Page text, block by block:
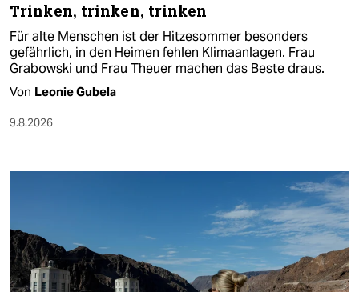
Trinken, trinken, trinken
Für alte Menschen ist der Hitzesommer besonders
gefährlich, in den Heimen fehlen Klimaanlagen. Frau
Grabowski und Frau Theuer machen das Beste draus.
Von Leonie Gubela
9.8.2026